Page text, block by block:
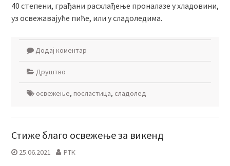
40 степени, грађани расхлађење проналазе у хладовини,
уз освежавајуће пиће, или у сладоледима.
Додај коментар
Друштво
освежење, посластица, сладолед
Стиже благо освежење за викенд
25.06.2021 РТК